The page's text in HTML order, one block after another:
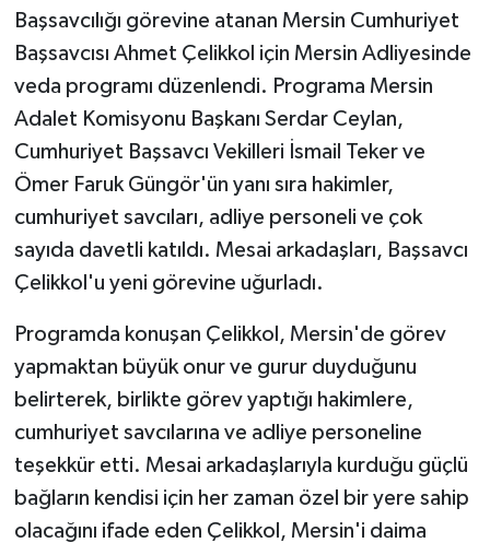
Başsavcılığı görevine atanan Mersin Cumhuriyet
Başsavcısı Ahmet Çelikkol için Mersin Adliyesinde
veda programı düzenlendi. Programa Mersin
Adalet Komisyonu Başkanı Serdar Ceylan,
Cumhuriyet Başsavcı Vekilleri İsmail Teker ve
Ömer Faruk Güngör'ün yanı sıra hakimler,
cumhuriyet savcıları, adliye personeli ve çok
sayıda davetli katıldı. Mesai arkadaşları, Başsavcı
Çelikkol'u yeni görevine uğurladı.
Programda konuşan Çelikkol, Mersin'de görev
yapmaktan büyük onur ve gurur duyduğunu
belirterek, birlikte görev yaptığı hakimlere,
cumhuriyet savcılarına ve adliye personeline
teşekkür etti. Mesai arkadaşlarıyla kurduğu güçlü
bağların kendisi için her zaman özel bir yere sahip
olacağını ifade eden Çelikkol, Mersin'i daima
Yaşam